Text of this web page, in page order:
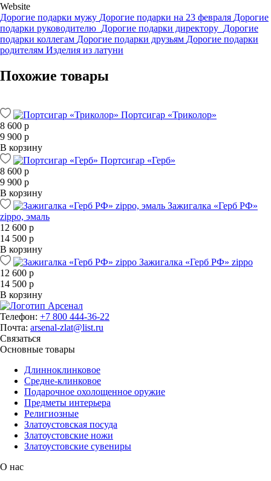
Website
Дорогие подарки мужу Дорогие подарки на 23 февраля Дорогие
подарки руководителю Дорогие подарки директору Дорогие
подарки коллегам Дорогие подарки друзьям Дорогие подарки
родителям Изделия из латуни
Похожие товары
Портсигар «Триколор»
8 600 р
9 900 р
В корзину
Портсигар «Герб»
8 600 р
9 900 р
В корзину
Зажигалка «Герб РФ»
zippo, эмаль
12 600 р
14 500 р
В корзину
Зажигалка «Герб РФ» zippo
12 600 р
14 500 р
В корзину
Телефон: +7 800 444-36-22
Почта: arsenal-zlat@list.ru
Связаться
Основные товары
Длинноклинковое
Средне-клинковое
Подарочное охолощенное оружие
Предметы интерьера
Религиозные
Златоустовская посуда
Златоустовские ножи
Златоустовские сувениры
О нас